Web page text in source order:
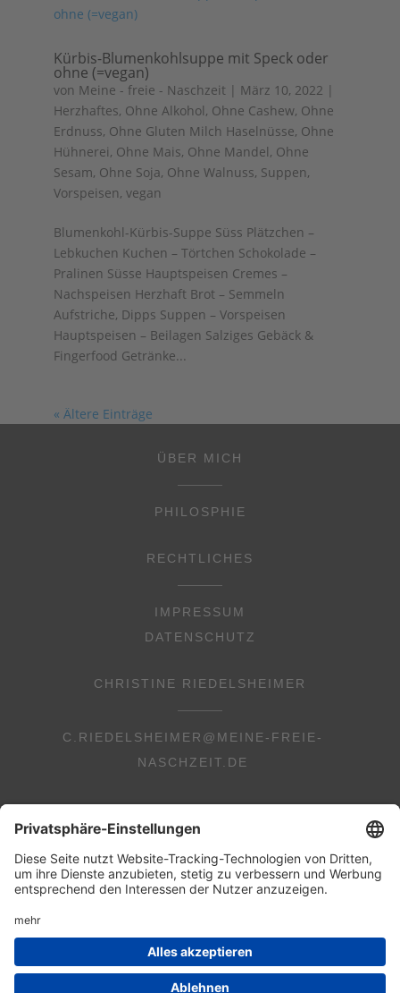
Kürbis-Blumenkohlsuppe mit Speck oder
ohne (=vegan)
von Meine - freie - Naschzeit| März 10, 2022 |
Herzhaftes, Ohne Alkohol, Ohne Cashew, Ohne
Erdnuss, Ohne Gluten Milch Haselnüsse, Ohne
Hühnerei, Ohne Mais, Ohne Mandel, Ohne
Sesam, Ohne Soja, Ohne Walnuss, Suppen,
Vorspeisen, vegan
Blumenkohl-Kürbis-Suppe Süss Plätzchen –
Lebkuchen Kuchen – Törtchen Schokolade –
Pralinen Süsse Hauptspeisen Cremes –
Nachspeisen Herzhaft Brot – Semmeln
Aufstriche, Dipps Suppen – Vorspeisen
Hauptspeisen – Beilagen Salziges Gebäck &
Fingerfood Getränke...
« Ältere Einträge
ÜBER MICH
PHILOSPHIE
RECHTLICHES
IMPRESSUM
DATENSCHUTZ
CHRISTINE RIEDELSHEIMER
C.RIEDELSHEIMER@MEINE-FREIE-
NASCHZEIT.DE